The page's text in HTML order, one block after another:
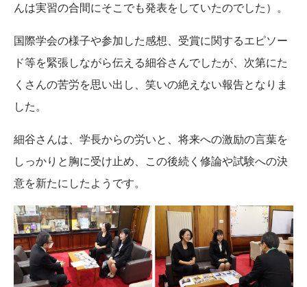
んは実習の合間にそこでも発表をしていたのでした）。
国際学会の様子や参加した感想、受賞に関するエピソー
ド等を緊張しながら伝える細谷さんでしたが、次第にた
くさんの苦労を思い出し、笑いの絶えない報告となりま
した。
細谷さんは、学長からの労いと、将来への激励の言葉を
しっかりと胸に受け止め、この後続く修論や試験への決
意を新たにしたようです。